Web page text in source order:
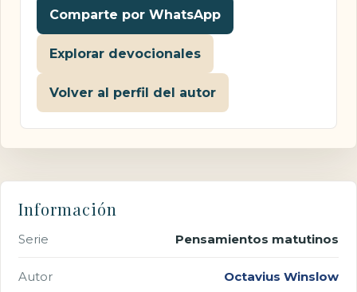
Comparte por WhatsApp
Explorar devocionales
Volver al perfil del autor
Información
Serie Pensamientos matutinos
Autor Octavius Winslow